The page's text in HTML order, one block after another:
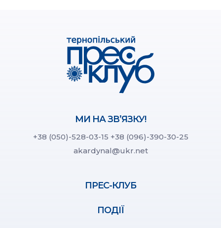
МИ НА ЗВ’ЯЗКУ!
+38 (050)-528-03-15 +38 (096)-390-30-25
akardynal@ukr.net
ПРЕС-КЛУБ
ПОДІЇ